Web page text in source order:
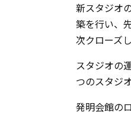
新スタジオ
築を行い、
次クローズ
スタジオの
つのスタジ
発明会館の